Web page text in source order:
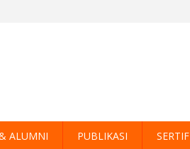
ALUMNI PUBLIKASI